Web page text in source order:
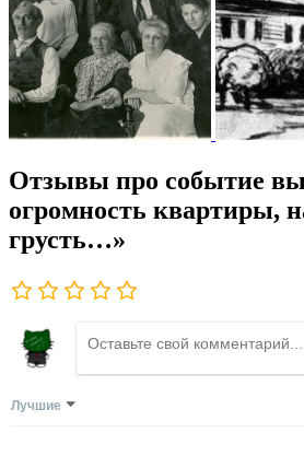
Отзывы про событие
огромность квартиры,
грусть…»
Лучшие